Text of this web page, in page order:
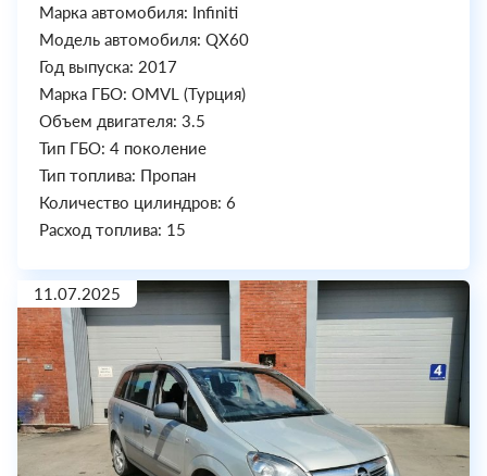
Марка автомобиля: Infiniti
Модель автомобиля: QX60
Год выпуска: 2017
Марка ГБО: OMVL (Турция)
Объем двигателя: 3.5
Тип ГБО: 4 поколение
Тип топлива: Пропан
Количество цилиндров: 6
Расход топлива: 15
11.07.2025